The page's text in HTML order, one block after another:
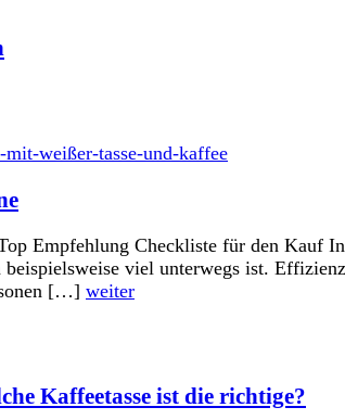
Empfehlung Checkliste für den Kauf
viel unterwegs ist.
[…] weiter
Kaffeetasse ist die richtige?